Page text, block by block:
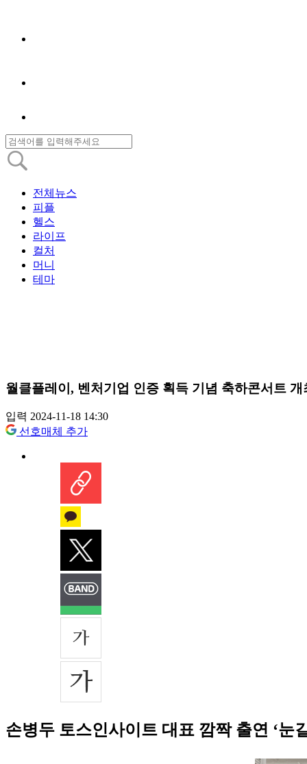
전체뉴스
피플
헬스
라이프
컬처
머니
테마
월클플레이, 벤처기업 인증 획득 기념 축하콘서트 개
입력 2024-11-18 14:30
선호매체 추가
손병두 토스인사이트 대표 깜짝 출연 ‘눈